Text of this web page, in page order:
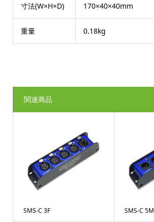
寸法(W×H×D) 170×40×40mm
重量 0.18kg
関連商品
SMS-C 3F SMS-C 5M